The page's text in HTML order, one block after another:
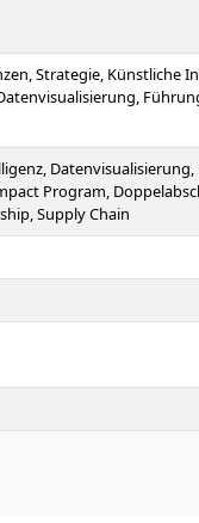
Strategie, Künstliche
Program,
Supply Chain